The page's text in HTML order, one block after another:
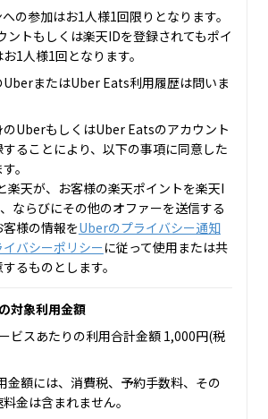
の参加はお1人様1回限りとなります。
ントもしくは楽天IDを登録されてもポイ
1人様1回となります。
またはUber Eats利用履歴は問いま
UberもしくはUber Eatsのアカウント
ることにより、以下の事項に同意した
。
楽天が、お客様の楽天ポイントを楽天I
ならびにその他のオファーを送信する
様の情報をUberのプライバシー通知
バシーポリシーに従って使用または共
るものとします。
対象利用金額
ビスあたりの利用合計金額 1,000円(税
額には、消費税、予約手数料、その
金は含まれません。